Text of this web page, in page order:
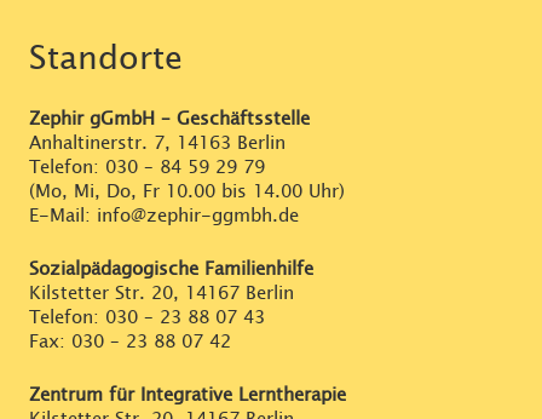
Standorte
Zephir gGmbH – Geschäftsstelle
Anhaltinerstr. 7, 14163 Berlin
Telefon: 030 – 84 59 29 79
(Mo, Mi, Do, Fr 10.00 bis 14.00 Uhr)
E-Mail: info@zephir-ggmbh.de
Sozialpädagogische Familienhilfe
Kilstetter Str. 20, 14167 Berlin
Telefon: 030 – 23 88 07 43
Fax: 030 – 23 88 07 42
Zentrum für Integrative Lerntherapie